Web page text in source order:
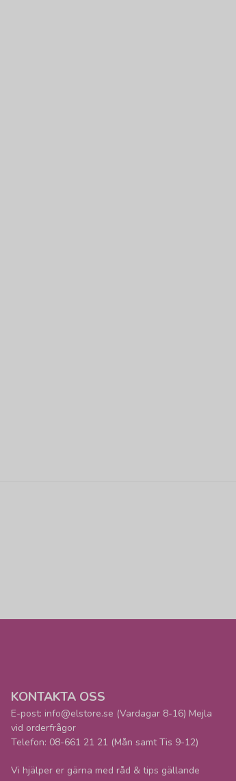
KONTAKTA OSS
E-post: info@elstore.se (Vardagar 8-16) Mejla
vid orderfrågor
Telefon: 08-661 21 21 (Mån samt Tis 9-12)
Vi hjälper er gärna med råd & tips gällande